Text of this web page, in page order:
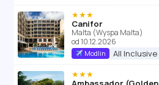
★★★
Canifor
Malta (Wyspa Malta)
od 10.12.2026
Modlin All Inclusive
★★★